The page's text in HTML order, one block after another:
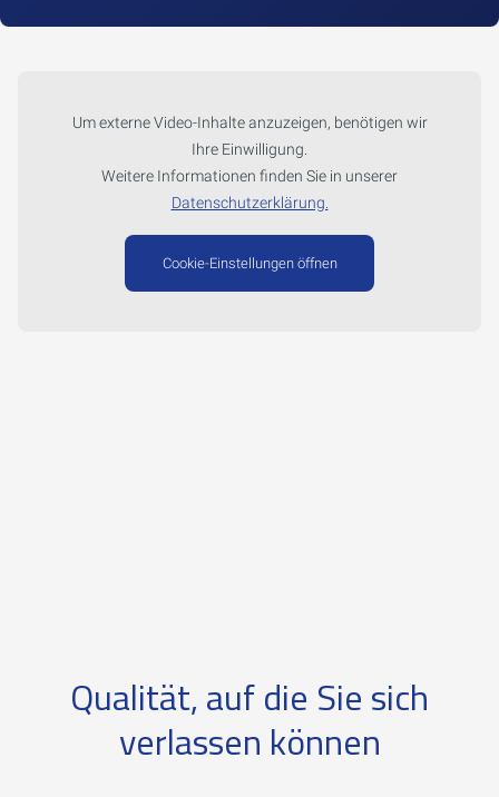
Um externe Video-Inhalte anzuzeigen, benötigen wir
Ihre Einwilligung.
Weitere Informationen finden Sie in unserer
Datenschutzerklärung.
Cookie-Einstellungen öffnen
Qualität, auf die Sie sich
verlassen können